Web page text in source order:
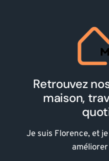
Retrouvez
maison,
Je suis Florence, et